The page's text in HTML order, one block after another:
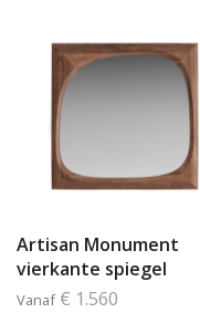
Artisan Monument
vierkante spiegel
Vanaf € 1.560